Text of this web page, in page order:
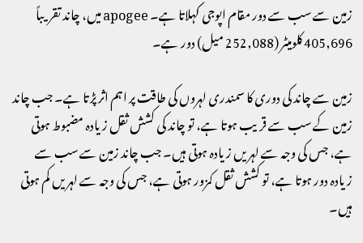
زمین سے سب سے دور مقام اپوجی کہلاتا ہے۔ apogee میں، چاند تقریباً
405,696 کلومیٹر (252,088 میل) دور ہے۔
زمین سے چاند کی دوری کا سمندری لہروں کی طاقت پر اہم اثر پڑتا ہے۔ جب چاند
زمین کے سب سے قریب ہوتا ہے، تو چاند کی کشش ثقل زیادہ مضبوط ہوتی
ہے، جس کی وجہ سے لہریں زیادہ ہوتی ہیں۔ جب چاند زمین سے سب سے
زیادہ دور ہوتا ہے، تو کشش ثقل کمزور ہوتی ہے، جس کی وجہ سے لہریں کم ہوتی
ہیں۔